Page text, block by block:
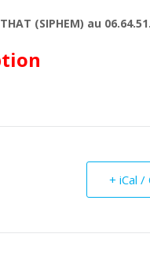
(SIPHEM) au
+ iCal